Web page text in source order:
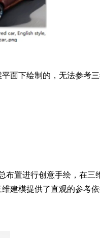
面下绘制的，无法参考
置进行创意手绘，在
建模提供了直观的参考依